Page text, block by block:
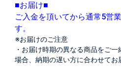
■お届け■
ご入金を頂いてから通常5営
す。
※お届けのご注意
・お届け時期の異なる商品をご
場合、納期の遅い方に合わせてお